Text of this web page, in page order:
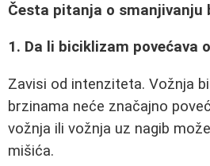
Česta pitanja o smanjivanju
1. Da li biciklizam povećava
Zavisi od intenziteta. Vožnja
brzinama neće značajno
vožnja ili vožnja uz nagib
mišića.